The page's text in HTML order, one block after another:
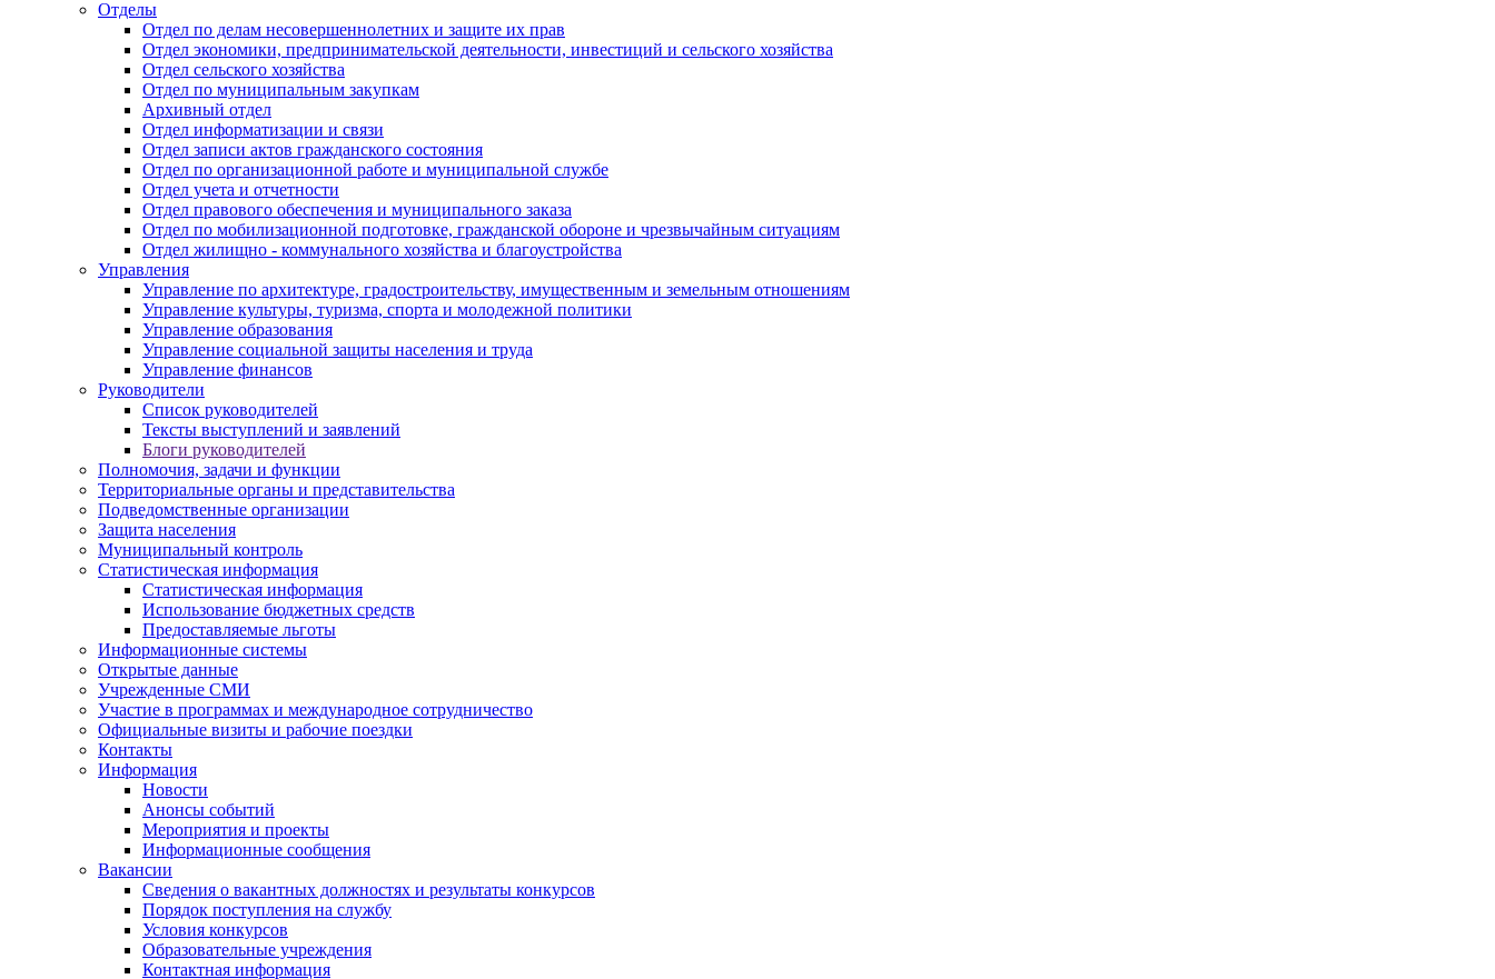
Отделы
Отдел по делам несовершеннолетних и защите их прав
Отдел экономики, предпринимательской деятельности, инвестиций и сельского хозяйства
Отдел сельского хозяйства
Отдел по муниципальным закупкам
Архивный отдел
Отдел информатизации и связи
Отдел записи актов гражданского состояния
Отдел по организационной работе и муниципальной службе
Отдел учета и отчетности
Отдел правового обеспечения и муниципального заказа
Отдел по мобилизационной подготовке, гражданской обороне и чрезвычайным ситуациям
Отдел жилищно - коммунального хозяйства и благоустройства
Управления
Управление по архитектуре, градостроительству, имущественным и земельным отношениям
Управление культуры, туризма, спорта и молодежной политики
Управление образования
Управление социальной защиты населения и труда
Управление финансов
Руководители
Список руководителей
Тексты выступлений и заявлений
Блоги руководителей
Полномочия, задачи и функции
Территориальные органы и представительства
Подведомственные организации
Защита населения
Муниципальный контроль
Статистическая информация
Статистическая информация
Использование бюджетных средств
Предоставляемые льготы
Информационные системы
Открытые данные
Учрежденные СМИ
Участие в программах и международное сотрудничество
Официальные визиты и рабочие поездки
Контакты
Информация
Новости
Анонсы событий
Мероприятия и проекты
Информационные сообщения
Вакансии
Сведения о вакантных должностях и результаты конкурсов
Порядок поступления на службу
Условия конкурсов
Образовательные учреждения
Контактная информация